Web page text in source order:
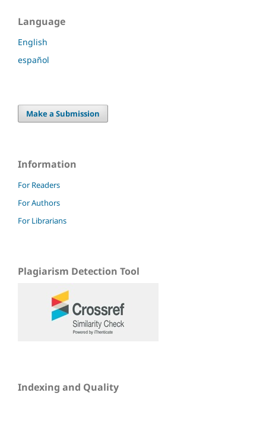
Language
English
español
Make a Submission
Information
For Readers
For Authors
For Librarians
Plagiarism Detection Tool
Indexing and Quality